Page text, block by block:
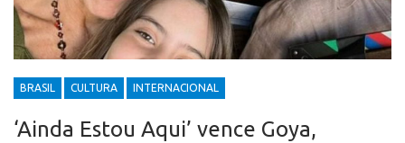
BRASIL CULTURA INTERNACIONAL
‘Ainda Estou Aqui’ vence Goya,